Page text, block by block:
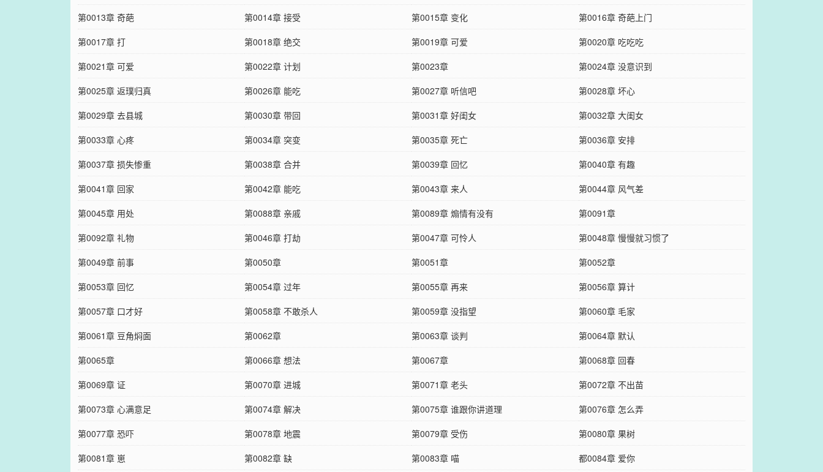
第0013章 奇葩
第0014章 接受 第0015章 变化
第0016章 奇葩上门
第0017章 打
第0018章 绝交 第0019章 可爱
第0020章 吃吃吃
第0021章 可爱
第0022章 计划 第0023章
第0024章 没意识到
第0025章 返璞归真
第0026章 能吃 第0027章 听信吧
第0028章 坏心
第0029章 去县城
第0030章 带回 第0031章 好闺女
第0032章 大闺女
第0033章 心疼
第0034章 突变 第0035章 死亡
第0036章 安排
第0037章 损失惨重
第0038章 合并 第0039章 回忆
第0040章 有趣
第0041章 回家
第0042章 能吃 第0043章 来人
第0044章 风气差
第0045章 用处
第0088章 亲戚 第0089章 煽情有没有
第0091章
第0092章 礼物
第0046章 打劫 第0047章 可怜人
第0048章 慢慢就习惯了
第0049章 前事
第0050章 第0051章
第0052章
第0053章 回忆
第0054章 过年 第0055章 再来
第0056章 算计
第0057章 口才好
第0058章 不敢杀人 第0059章 没指望
第0060章 毛家
第0061章 豆角焖面
第0062章 第0063章 谈判
第0064章 默认
第0065章
第0066章 想法 第0067章
第0068章 回春
第0069章 证
第0070章 进城 第0071章 老头
第0072章 不出苗
第0073章 心满意足
第0074章 解决 第0075章 谁跟你讲道理
第0076章 怎么弄
第0077章 恐吓
第0078章 地震 第0079章 受伤
第0080章 果树
第0081章 崽
第0082章 缺 第0083章 喵 都0084章 爱你